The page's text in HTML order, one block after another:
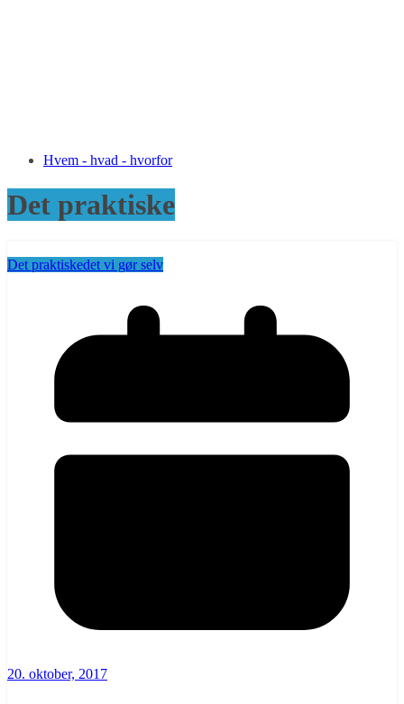
Hvem - hvad - hvorfor
Det praktiske
Det praktiskedet vi gør selv
20. oktober, 2017